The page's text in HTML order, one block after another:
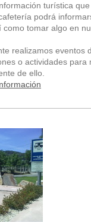
turística
podrá
como tomar algo en
realizamos eventos
o actividades para
de ello.